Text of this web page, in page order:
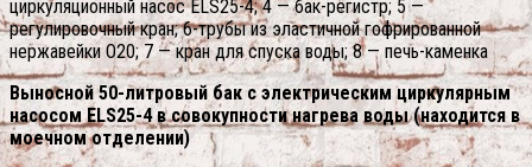
циркуляционный насос ELS25-4; 4 — бак-регистр; 5 —
регулировочный кран; 6-трубы из эластичной гофрированной
нержавейки O20; 7 — кран для спуска воды; 8 — печь-каменка
Выносной 50-литровый бак с электрическим циркулярным
насосом ELS25-4 в совокупности нагрева воды (находится в
моечном отделении)